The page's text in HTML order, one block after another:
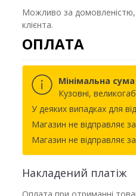
Можливо за
клієнта.
ОПЛАТА
Мінімальна
Кузовні,
У деяких випадках для
Магазин не відправляє
Магазин не відправляє
Накладений платіж